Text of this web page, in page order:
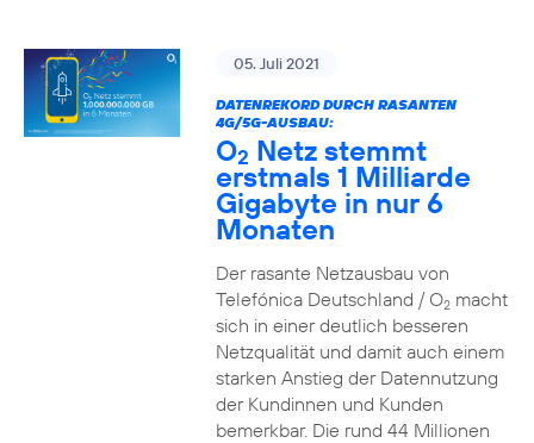
05. Juli 2021
DATENREKORD DURCH RASANTEN
4G/5G-AUSBAU:
O2 Netz stemmt
erstmals 1 Milliarde
Gigabyte in nur 6
Monaten
Der rasante Netzausbau von
Telefónica Deutschland / O2macht
sich in einer deutlich besseren
Netzqualität und damit auch einem
starken Anstieg der Datennutzung
der Kundinnen und Kunden
bemerkbar. Die rund 44 Millionen